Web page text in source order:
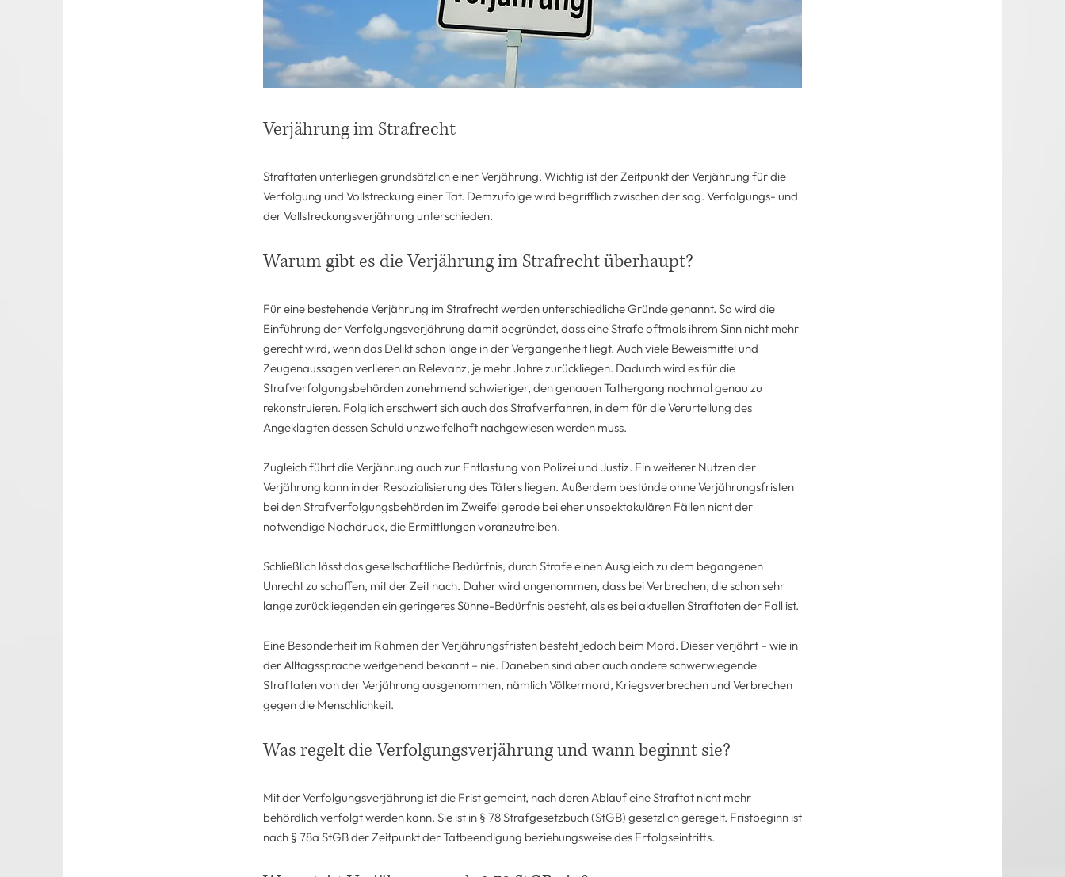
Verjährung im Strafrecht
Straftaten unterliegen grundsätzlich einer Verjährung. Wichtig ist der Zeitpunkt der Verjährung für die
Verfolgung und Vollstreckung einer Tat. Demzufolge wird begrifflich zwischen der sog. Verfolgungs- und
der Vollstreckungsverjährung unterschieden.
Warum gibt es die Verjährung im Strafrecht überhaupt?
Für eine bestehende Verjährung im Strafrecht werden unterschiedliche Gründe genannt. So wird die
Einführung der Verfolgungsverjährung damit begründet, dass eine Strafe oftmals ihrem Sinn nicht mehr
gerecht wird, wenn das Delikt schon lange in der Vergangenheit liegt. Auch viele Beweismittel und
Zeugenaussagen verlieren an Relevanz, je mehr Jahre zurückliegen. Dadurch wird es für die
Strafverfolgungsbehörden zunehmend schwieriger, den genauen Tathergang nochmal genau zu
rekonstruieren. Folglich erschwert sich auch das Strafverfahren, in dem für die Verurteilung des
Angeklagten dessen Schuld unzweifelhaft nachgewiesen werden muss.
Zugleich führt die Verjährung auch zur Entlastung von Polizei und Justiz. Ein weiterer Nutzen der
Verjährung kann in der Resozialisierung des Täters liegen. Außerdem bestünde ohne Verjährungsfristen
bei den Strafverfolgungsbehörden im Zweifel gerade bei eher unspektakulären Fällen nicht der
notwendige Nachdruck, die Ermittlungen voranzutreiben.
Schließlich lässt das gesellschaftliche Bedürfnis, durch Strafe einen Ausgleich zu dem begangenen
Unrecht zu schaffen, mit der Zeit nach. Daher wird angenommen, dass bei Verbrechen, die schon sehr
lange zurückliegenden ein geringeres Sühne-Bedürfnis besteht, als es bei aktuellen Straftaten der Fall ist.
Eine Besonderheit im Rahmen der Verjährungsfristen besteht jedoch beim Mord. Dieser verjährt – wie in
der Alltagssprache weitgehend bekannt – nie. Daneben sind aber auch andere schwerwiegende
Straftaten von der Verjährung ausgenommen, nämlich Völkermord, Kriegsverbrechen und Verbrechen
gegen die Menschlichkeit.
Was regelt die Verfolgungsverjährung und wann beginnt sie?
Mit der Verfolgungsverjährung ist die Frist gemeint, nach deren Ablauf eine Straftat nicht mehr
behördlich verfolgt werden kann. Sie ist in § 78 Strafgesetzbuch (StGB) gesetzlich geregelt. Fristbeginn ist
nach § 78a StGB der Zeitpunkt der Tatbeendigung beziehungsweise des Erfolgseintritts.